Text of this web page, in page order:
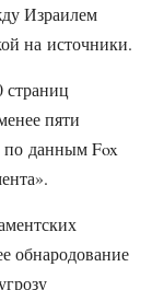
Израилем
на источники.
страниц
пяти
данным Fox
обнародование